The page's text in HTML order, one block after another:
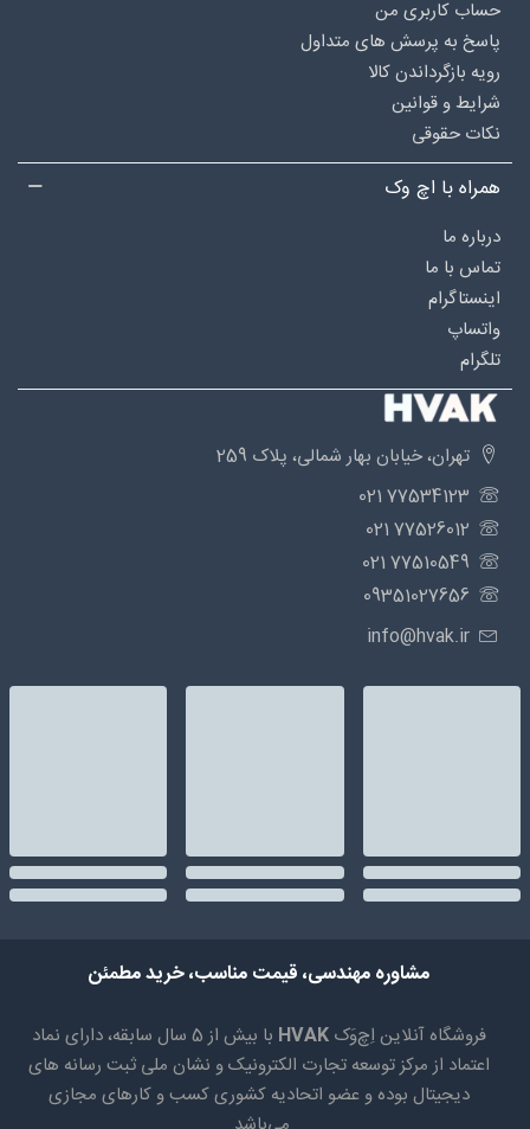
حساب کاربری من
پاسخ به پرسش های متداول
رویه بازگرداندن کالا
شرایط و قوانین
نکات حقوقی
همراه با اچ وک
درباره‌ ما
تماس با ما
اینستاگرام
واتساپ
تلگرام
تهران، خیابان بهار شمالی، پلاک 259
77534123 021
77526012 021
77510549 021
09351027656
info@hvak.ir
مشاوره مهندسی، قیمت مناسب، خرید مطمئن
فروشگاه آنلاین اِچ‌وَک HVAK
با بیش از 5 سال سابقه، دارای نماد
اعتماد از مرکز توسعه تجارت الکترونیک و نشان ملی ثبت رسانه های
دیجیتال بوده و عضو اتحادیه کشوری کسب و کارهای مجازی